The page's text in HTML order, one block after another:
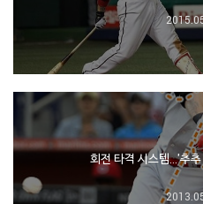
회전 타격 시스템…'추